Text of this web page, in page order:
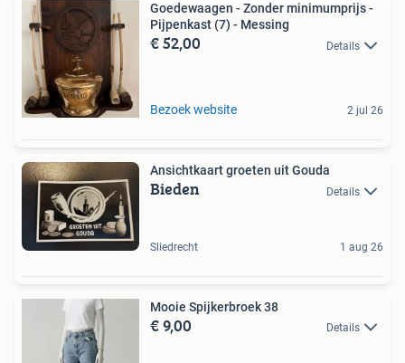
Goedewaagen - Zonder minimumprijs -
Pijpenkast (7) - Messing
€ 52,00 Details
Bezoek website 2 jul 26
Ansichtkaart groeten uit Gouda
Bieden Details
Sliedrecht 1 aug 26
Mooie Spijkerbroek 38
€ 9,00 Details